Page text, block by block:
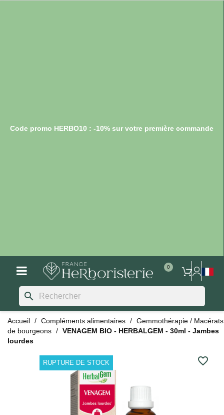
Code promo HERBO10 : -10% sur votre première commande
search
Accueil Compléments alimentaires
Gemmothérapie / Macérats
de bourgeons
VENAGEM BIO - HERBALGEM - 30ml - Jambes
lourdes
RUPTURE DE STOCK favorite_border